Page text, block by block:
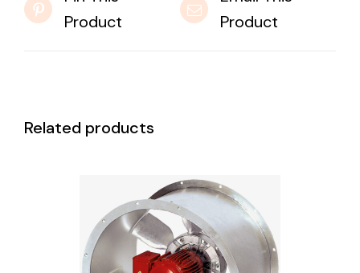
Product
Product
Related products